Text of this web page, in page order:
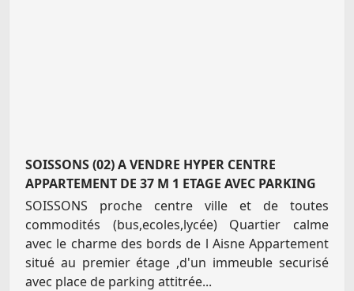
SOISSONS (02) A VENDRE HYPER CENTRE
APPARTEMENT DE 37 M 1 ETAGE AVEC PARKING
SOISSONS proche centre ville et de toutes
commodités (bus,ecoles,lycée) Quartier calme
avec le charme des bords de l Aisne Appartement
situé au premier étage ,d'un immeuble securisé
avec place de parking attitrée...